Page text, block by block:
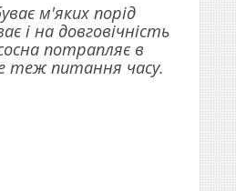
м'яких порід
і на довговічність
потрапляє в
теж питання часу.